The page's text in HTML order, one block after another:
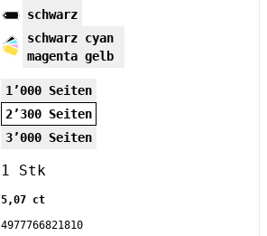
schwarz
schwarz cyan
magenta gelb
1’000 Seiten
2’300 Seiten
3’000 Seiten
1 Stk
5,07 ct
4977766821810